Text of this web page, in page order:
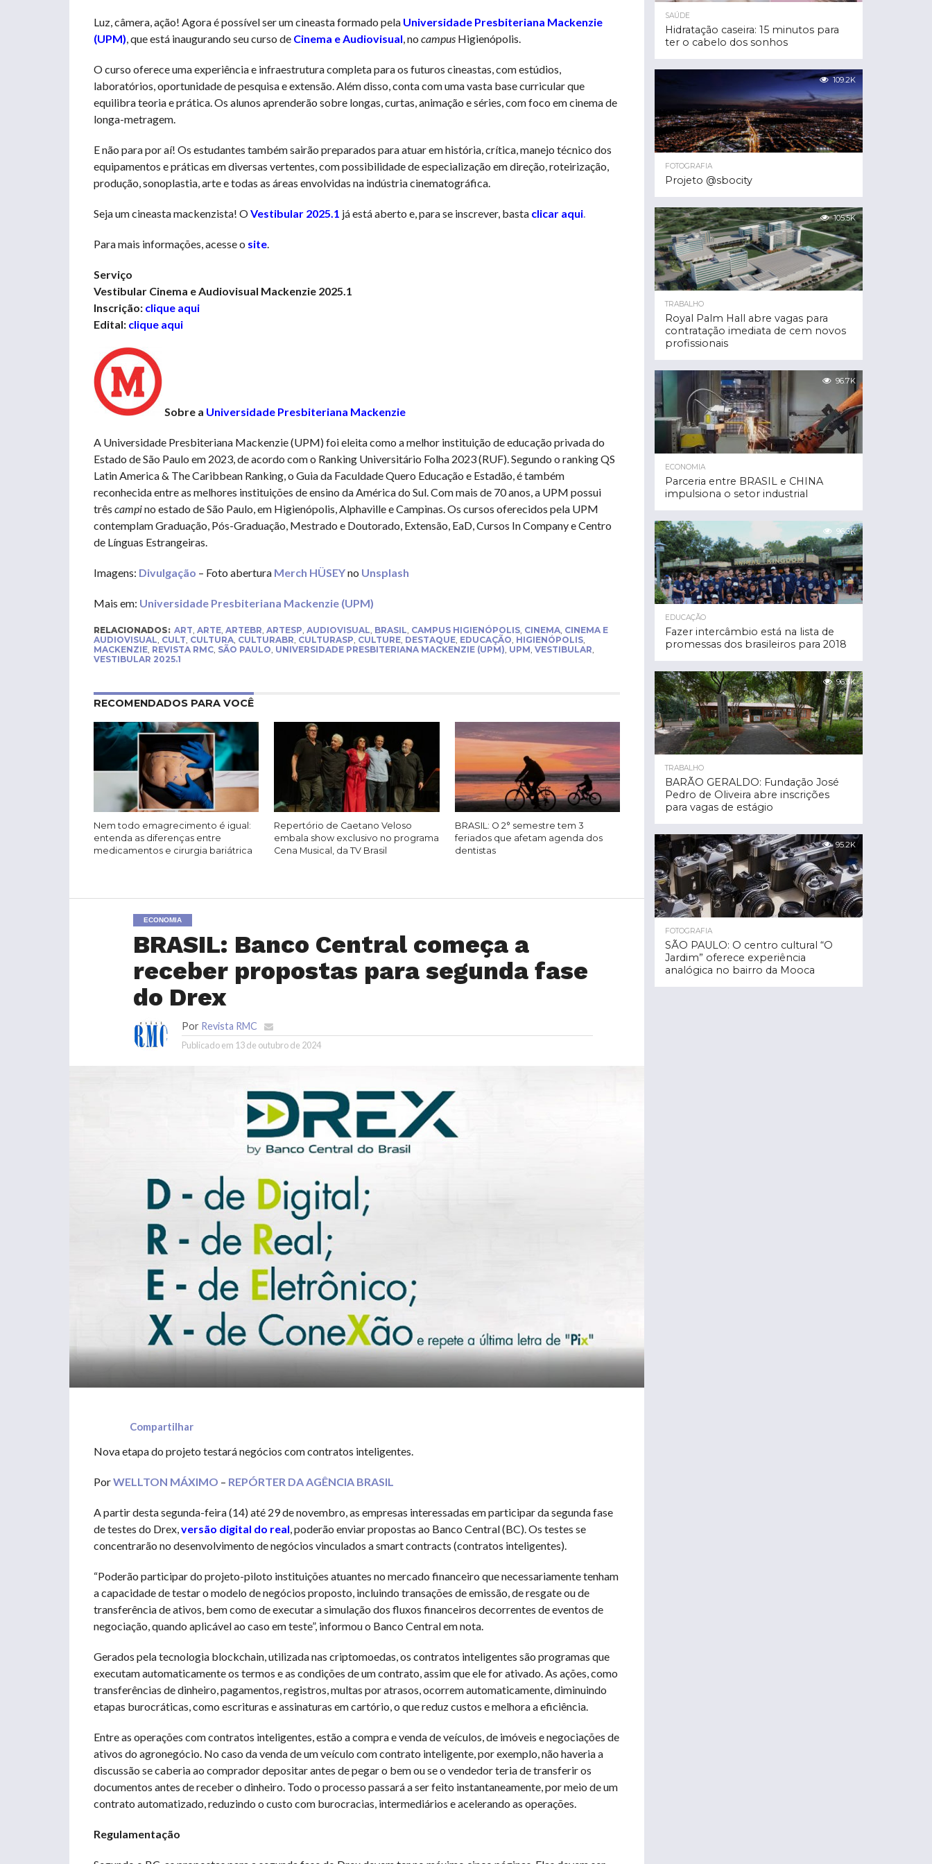
Luz, câmera, ação! Agora é possível ser um cineasta formado pela Universidade Presbiteriana Mackenzie
(UPM), que está inaugurando seu curso de Cinema e Audiovisual, no campusHigienópolis.
O curso oferece uma experiência e infraestrutura completa para os futuros cineastas, com estúdios,
laboratórios, oportunidade de pesquisa e extensão. Além disso, conta com uma vasta base curricular que
equilibra teoria e prática. Os alunos aprenderão sobre longas, curtas, animação e séries, com foco em cinema de
longa-metragem.
E não para por aí! Os estudantes também sairão preparados para atuar em história, crítica, manejo técnico dos
equipamentos e práticas em diversas vertentes, com possibilidade de especialização em direção, roteirização,
produção, sonoplastia, arte e todas as áreas envolvidas na indústria cinematográfica.
Seja um cineasta mackenzista! OVestibular 2025.1 já está aberto e, para se inscrever, basta clicar aqui.
Para mais informações, acesse o site.
Serviço
Vestibular Cinema e Audiovisual Mackenzie 2025.1
Inscrição: clique aqui
Edital: clique aqui
Sobre a Universidade Presbiteriana Mackenzie
A Universidade Presbiteriana Mackenzie (UPM) foi eleita como a melhor instituição de educação privada do
Estado de São Paulo em 2023, de acordo com o Ranking Universitário Folha 2023 (RUF). Segundo o ranking QS
Latin America & The Caribbean Ranking, o Guia da Faculdade Quero Educação e Estadão, é também
reconhecida entre as melhores instituições de ensino da América do Sul. Com mais de 70 anos, a UPM possui
três campino estado de São Paulo, em Higienópolis, Alphaville e Campinas. Os cursos oferecidos pela UPM
contemplam Graduação, Pós-Graduação, Mestrado e Doutorado, Extensão, EaD, Cursos In Company e Centro
de Línguas Estrangeiras.
Imagens: Divulgação – Foto abertura Merch HÜSEYno Unsplash
Mais em: Universidade Presbiteriana Mackenzie (UPM)
RELACIONADOS: ART, ARTE, ARTEBR, ARTESP, AUDIOVISUAL, BRASIL, CAMPUS HIGIENÓPOLIS, CINEMA, CINEMA E
AUDIOVISUAL, CULT, CULTURA, CULTURABR, CULTURASP, CULTURE, DESTAQUE, EDUCAÇÃO, HIGIENÓPOLIS,
MACKENZIE, REVISTA RMC, SÃO PAULO, UNIVERSIDADE PRESBITERIANA MACKENZIE (UPM), UPM, VESTIBULAR,
VESTIBULAR 2025.1
RECOMENDADOS PARA VOCÊ
Nem todo emagrecimento é igual:
entenda as diferenças entre
medicamentos e cirurgia bariátrica
Repertório de Caetano Veloso
embala show exclusivo no programa
Cena Musical, da TV Brasil
BRASIL: O 2° semestre tem 3
feriados que afetam agenda dos
dentistas
ECONOMIA
BRASIL: Banco Central começa a
receber propostas para segunda fase
do Drex
Por Revista RMC
Publicado em 13 de outubro de 2024
Compartilhar
Nova etapa do projeto testará negócios com contratos inteligentes.
PorWELLTON MÁXIMO – REPÓRTER DA AGÊNCIA BRASIL
A partir desta segunda-feira (14) até 29 de novembro, as empresas interessadas em participar da segunda fase
de testes do Drex,versão digital do real, poderão enviar propostas ao Banco Central (BC). Os testes se
concentrarão no desenvolvimento de negócios vinculados a smart contracts (contratos inteligentes).
“Poderão participar do projeto-piloto instituições atuantes no mercado financeiro que necessariamente tenham
a capacidade de testar o modelo de negócios proposto, incluindo transações de emissão, de resgate ou de
transferência de ativos, bem como de executar a simulação dos fluxos financeiros decorrentes de eventos de
negociação, quando aplicável ao caso em teste”, informou o Banco Central em nota.
Gerados pela tecnologia blockchain, utilizada nas criptomoedas, os contratos inteligentes são programas que
executam automaticamente os termos e as condições de um contrato, assim que ele for ativado. As ações, como
transferências de dinheiro, pagamentos, registros, multas por atrasos, ocorrem automaticamente, diminuindo
etapas burocráticas, como escrituras e assinaturas em cartório, o que reduz custos e melhora a eficiência.
Entre as operações com contratos inteligentes, estão a compra e venda de veículos, de imóveis e negociações de
ativos do agronegócio. No caso da venda de um veículo com contrato inteligente, por exemplo, não haveria a
discussão se caberia ao comprador depositar antes de pegar o bem ou se o vendedor teria de transferir os
documentos antes de receber o dinheiro. Todo o processo passará a ser feito instantaneamente, por meio de um
contrato automatizado, reduzindo o custo com burocracias, intermediários e acelerando as operações.
Regulamentação
SAÚDE
Hidratação caseira: 15 minutos para
ter o cabelo dos sonhos
109.2K
FOTOGRAFIA
Projeto @sbocity
105.5K
TRABALHO
Royal Palm Hall abre vagas para
contratação imediata de cem novos
profissionais
96.7K
ECONOMIA
Parceria entre BRASIL e CHINA
impulsiona o setor industrial
96.3K
EDUCAÇÃO
Fazer intercâmbio está na lista de
promessas dos brasileiros para 2018
96.3K
TRABALHO
BARÃO GERALDO: Fundação José
Pedro de Oliveira abre inscrições
para vagas de estágio
95.2K
FOTOGRAFIA
SÃO PAULO: O centro cultural “O
Jardim” oferece experiência
analógica no bairro da Mooca